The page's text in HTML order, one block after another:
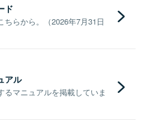
ド
らから。（2026年7月31日
アル
マニュアルを掲載していま